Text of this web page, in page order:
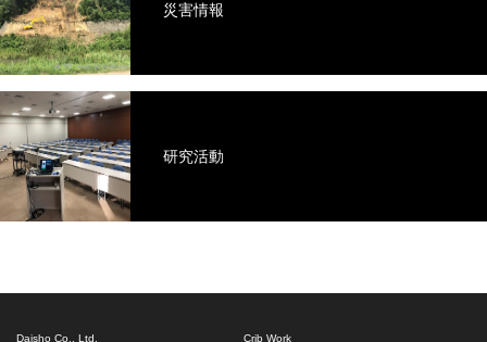
災害情報
研究活動
Daisho Co., Ltd. Crib Work